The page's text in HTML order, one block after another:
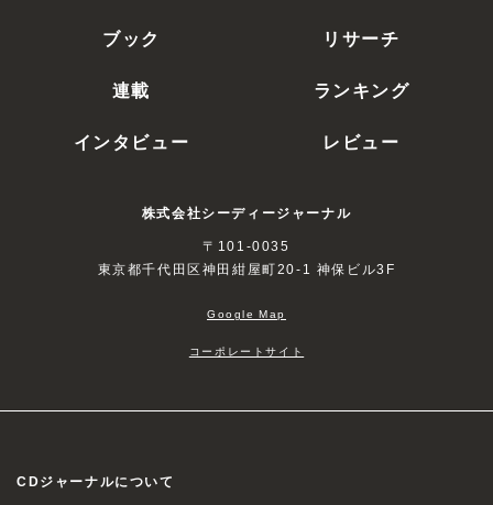
ブック
リサーチ
連載
ランキング
インタビュー
レビュー
株式会社シーディージャーナル
〒101-0035
東京都千代田区神田紺屋町20-1 神保ビル3F
Google Map
コーポレートサイト
CDジャーナルについて